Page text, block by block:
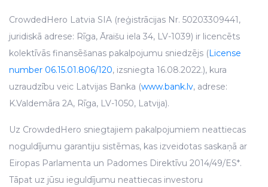
CrowdedHero Latvia SIA (reģistrācijas Nr. 50203309441,
juridiskā adrese: Rīga, Āraišu iela 34, LV-1039) ir licencēts
kolektīvās finansēšanas pakalpojumu sniedzējs (License
number 06.15.01.806/120, izsniegta 16.08.2022.), kura
uzraudzību veic Latvijas Banka (www.bank.lv, adrese:
K.Valdemāra 2A, Rīga, LV-1050, Latvija).
Uz CrowdedHero sniegtajiem pakalpojumiem neattiecas
noguldījumu garantiju sistēmas, kas izveidotas saskaņā ar
Eiropas Parlamenta un Padomes Direktīvu 2014/49/ES*.
Tāpat uz jūsu ieguldījumu neattiecas investoru